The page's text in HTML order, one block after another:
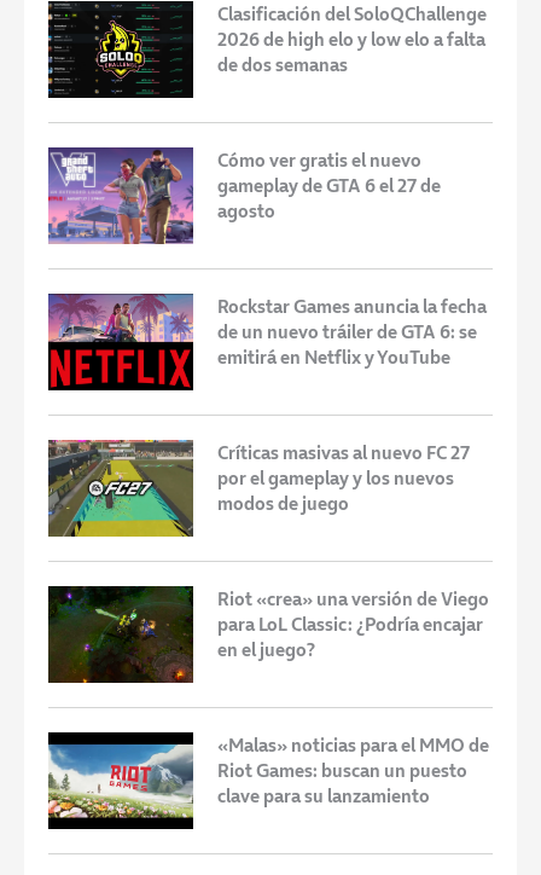
Clasificación del SoloQChallenge
2026 de high elo y low elo a falta
de dos semanas
Cómo ver gratis el nuevo
gameplay de GTA 6 el 27 de
agosto
Rockstar Games anuncia la fecha
de un nuevo tráiler de GTA 6: se
emitirá en Netflix y YouTube
Críticas masivas al nuevo FC 27
por el gameplay y los nuevos
modos de juego
Riot «crea» una versión de Viego
para LoL Classic: ¿Podría encajar
en el juego?
«Malas» noticias para el MMO de
Riot Games: buscan un puesto
clave para su lanzamiento